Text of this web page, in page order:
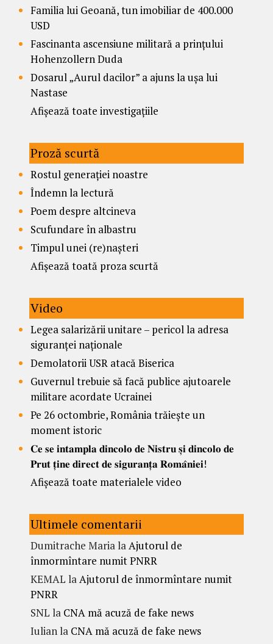
Familia lui Geoană, tun imobiliar de 400.000
USD
Fascinanta ascensiune militară a prințului
Hohenzollern Duda
Dosarul „Aurul dacilor” a ajuns la ușa lui
Nastase
Afișează toate investigațiile
Proză scurtă
Rostul generației noastre
Îndemn la lectură
Poem despre altcineva
Scufundare în albastru
Timpul unei (re)nașteri
Afișează toată proza scurtă
Video
Legea salarizării unitare – pericol la adresa
siguranței naționale
Demolatorii USR atacă Biserica
Guvernul trebuie să facă publice ajutoarele
militare acordate Ucrainei
Pe 26 octombrie, România trăiește un
moment istoric
𝐂𝐞 𝐬𝐞 𝐢𝐧𝐭𝐚𝐦𝐩𝐥𝐚 𝐝𝐢𝐧𝐜𝐨𝐥𝐨 𝐝𝐞 𝐍𝐢𝐬𝐭𝐫𝐮 𝐬̦𝐢 𝐝𝐢𝐧𝐜𝐨𝐥𝐨 𝐝𝐞
𝐏𝐫𝐮𝐭 𝐭̦𝐢𝐧𝐞 𝐝𝐢𝐫𝐞𝐜𝐭 𝐝𝐞 𝐬𝐢𝐠𝐮𝐫𝐚𝐧𝐭̦𝐚 𝐑𝐨𝐦𝐚̂𝐧𝐢𝐞𝐢!
Afișează toate materialele video
Ultimele comentarii
Dumitrache MarialaAjutorul de
înmormîntare numit PNRR
KEMAL laAjutorul de înmormîntare numit
PNRR
SNL la CNA mă acuză de fake news
Iulianla CNA mă acuză de fake news